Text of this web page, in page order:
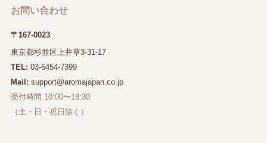
お問い合わせ
〒167-0023
東京都杉並区上井草3-31-17
TEL: 03-6454-7399
Mail: support@aromajapan.co.jp
受付時間 10:00〜18:30
（土・日・祝日除く）